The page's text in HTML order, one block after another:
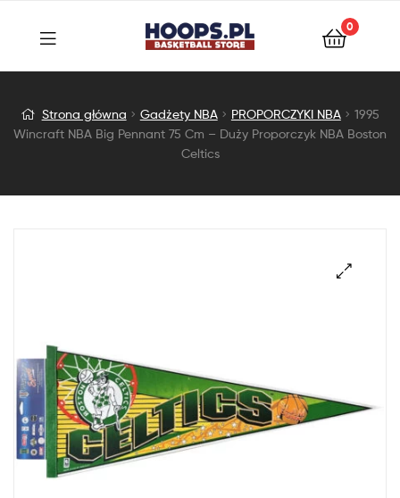
0
1995
NBA
Cm
–
Duży
Proporczyk
Strona główna Gadżety NBA PROPORCZYKI NBA
1995
Wincraft NBA Big Pennant 75 Cm – Duży Proporczyk NBA Boston
Celtics